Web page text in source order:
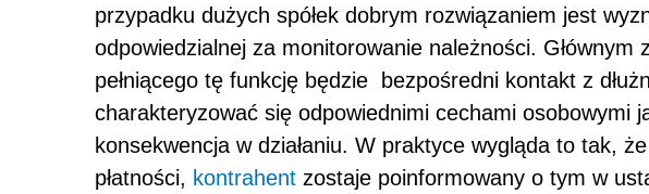
przypadku dużych spółek dobrym rozwiązaniem jest
odpowiedzialnej za monitorowanie należności. Głównym
pełniącego tę funkcję będzie bezpośredni kontakt z
charakteryzować się odpowiednimi cechami osobowymi
konsekwencja w działaniu. W praktyce wygląda to tak,
płatności, kontrahent zostaje poinformowany o tym w